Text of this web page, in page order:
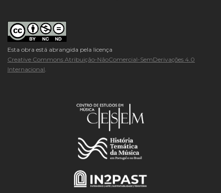
Esta obra está abrangida pela licença
Creative Commons Atribuição-NãoComercial-SemDerivações 4.0
Internacional